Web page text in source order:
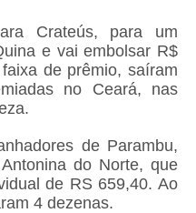
Crateús, para um
e vai embolsar R$
de prêmio, saíram
no Ceará, nas
de Parambu,
do Norte, que
de RS 659,40. Ao
4 dezenas.